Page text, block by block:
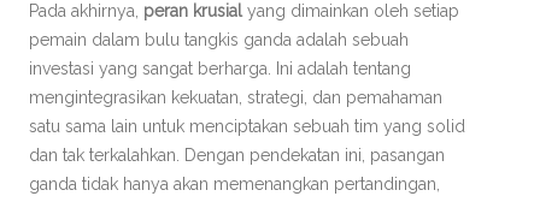
Pada akhirnya, peran krusial yang dimainkan oleh setiap
pemain dalam bulu tangkis ganda adalah sebuah
investasi yang sangat berharga. Ini adalah tentang
mengintegrasikan kekuatan, strategi, dan pemahaman
satu sama lain untuk menciptakan sebuah tim yang solid
dan tak terkalahkan. Dengan pendekatan ini, pasangan
ganda tidak hanya akan memenangkan pertandingan,